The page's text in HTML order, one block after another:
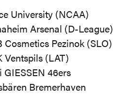
University (NCAA)
Arsenal (D-League)
Cosmetics Pezinok (SLO)
Ventspils (LAT)
GIESSEN 46ers
Bremerhaven